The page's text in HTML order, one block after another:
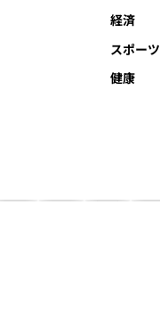
経済
スポーツ
健康